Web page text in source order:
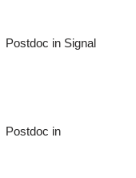
Postdoc in Signal
Postdoc in